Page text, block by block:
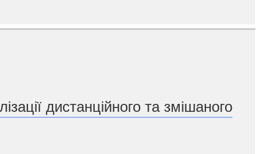
дистанційного та змішаного